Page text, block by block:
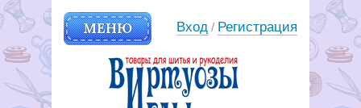
МЕНЮ Вход / Регистрация